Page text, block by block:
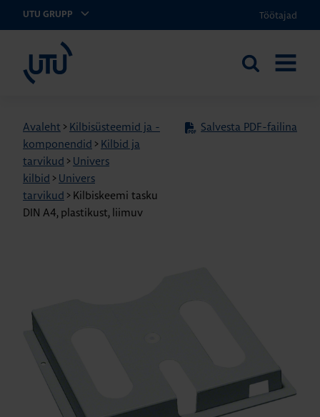
UTU GRUPP Töötajad
Otsi
Avaleht > Kilbisüsteemid ja -
komponendid > Kilbid ja
tarvikud > Univers
kilbid > Univers
tarvikud > Kilbiskeemi tasku
DIN A4, plastikust, liimuv
Salvesta PDF-failina